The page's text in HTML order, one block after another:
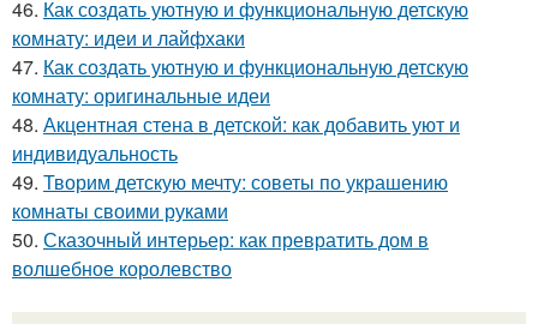
46. Как создать уютную и функциональную детскую
комнату: идеи и лайфхаки
47. Как создать уютную и функциональную детскую
комнату: оригинальные идеи
48. Акцентная стена в детской: как добавить уют и
индивидуальность
49. Творим детскую мечту: советы по украшению
комнаты своими руками
50. Сказочный интерьер: как превратить дом в
волшебное королевство